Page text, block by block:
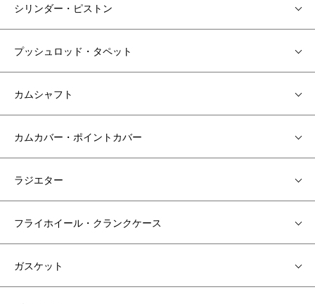
シリンダー・ピストン
プッシュロッド・タペット
カムシャフト
カムカバー・ポイントカバー
ラジエター
フライホイール・クランクケース
ガスケット